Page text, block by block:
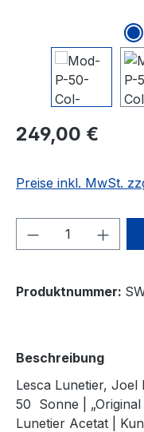
Regulärer Preis:
249,00 €
Preise inkl. MwSt.
Produkt
Produktnummer:
Beschreibung
Lesca Lunetier, Joel
50 Sonne | „Original
Lunetier Acetat |